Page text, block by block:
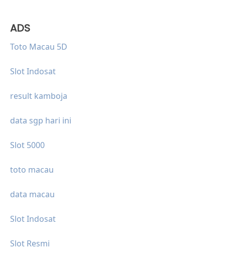
ADS
Toto Macau 5D
Slot Indosat
result kamboja
data sgp hari ini
Slot 5000
toto macau
data macau
Slot Indosat
Slot Resmi